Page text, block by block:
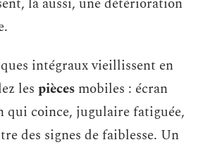
intégraux vieillissent en
les pièces mobiles : écran
qui coince, jugulaire fatiguée,
des signes de faiblesse. Un